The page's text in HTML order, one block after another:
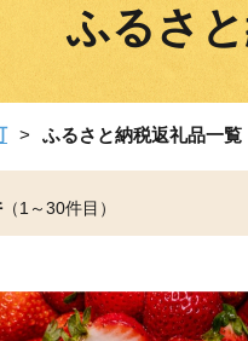
ふるさ
ふるさと納税返礼品一覧
（1～30件目）